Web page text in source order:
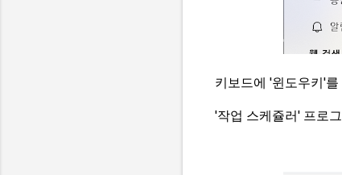
키보드에 '윈도우키'
'작업 스케쥴러' 프로